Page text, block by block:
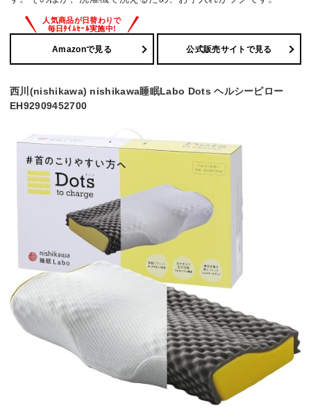
Amazonで見る 公式販売サイトで見る
西川(nishikawa) nishikawa睡眠Labo Dots ヘルシーピロー
EH92909452700